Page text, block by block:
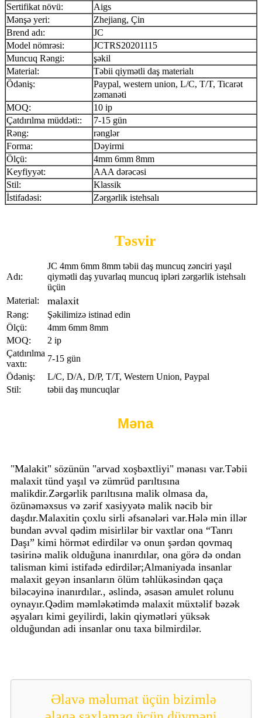
Sertifikat növü:
Aigs
Mənşə yeri:
Zhejiang, Çin
Brend adı:
JC
Model nömrəsi:
JCTRS20201115
Muncuq Rəngi:
şəkil
Material:
Təbii qiymətli daş materialı
Ödəniş:
Paypal, western union, L/C, T/T, Ticarət
zəmanəti
MOQ:
10 ip
Çatdırılma müddəti::
7-15 gün
Rəng:
rənglər
Forma:
Dəyirmi
Ölçü:
4mm 6mm 8mm
Keyfiyyət:
AAA dərəcəsi
Stil:
Klassik
İstifadəsi:
Zərgərlik istehsalı
Təsvir
Adı:
JC 4mm 6mm 8mm təbii daş muncuq zənciri yaşıl
qiymətli daş yuvarlaq muncuq ipləri zərgərlik istehsalı
üçün
Material:
malaxit
Rəng:
Şəkilimizə istinad edin
Ölçü:
4mm 6mm 8mm
MOQ:
2 ip
Çatdırılma
vaxtı:
7-15 gün
Ödəniş:
L/C, D/A, D/P, T/T, Western Union, Paypal
Stil:
təbii daş muncuqlar
Məna
"Malakit" sözünün "arvad xoşbəxtliyi" mənası var.Təbii
malaxit tünd yaşıl və zümrüd parıltısına
malikdir.Zərgərlik parıltısına malik olmasa da,
özünəməxsus və zərif xasiyyətə malik nəcib bir
daşdır.Malaxitin çoxlu sirli əfsanələri var.Hələ min illər
bundan əvvəl qədim misirlilər bir vaxtlar ona “Tanrı
Daşı” kimi hörmət edirdilər və onun şərdən qovmaq
təsirinə malik olduğuna inanırdılar, ona görə də ondan
talisman kimi istifadə edirdilər;Almaniyada insanlar
malaxit geyən insanların ölüm təhlükəsindən qaça
biləcəyinə inanırdılar., əslində, əsasən amulet rolunu
oynayır.Qədim məmləkətimdə malaxit müxtəlif bəzək
əşyaları kimi geyilirdi, lakin qiymətləri yüksək
olduğundan adi insanlar onu taxa bilmirdilər.
Əlavə məlumat üçün bizimlə